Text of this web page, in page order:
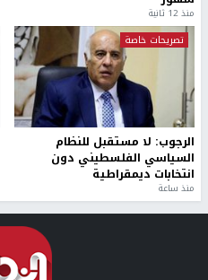
منذ 12 ثانية
تصريحات خاصة
الرجوب: لا مستقبل للنظام
السياسي الفلسطيني دون
انتخابات ديمقراطية
منذ ساعة